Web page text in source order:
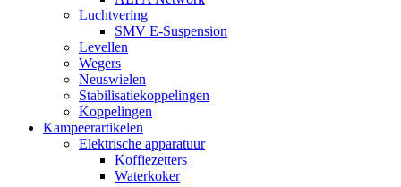
Luchtvering
SMV E-Suspension
Levellen
Wegers
Neuswielen
Stabilisatiekoppelingen
Koppelingen
Kampeerartikelen
Elektrische apparatuur
Koffiezetters
Waterkoker